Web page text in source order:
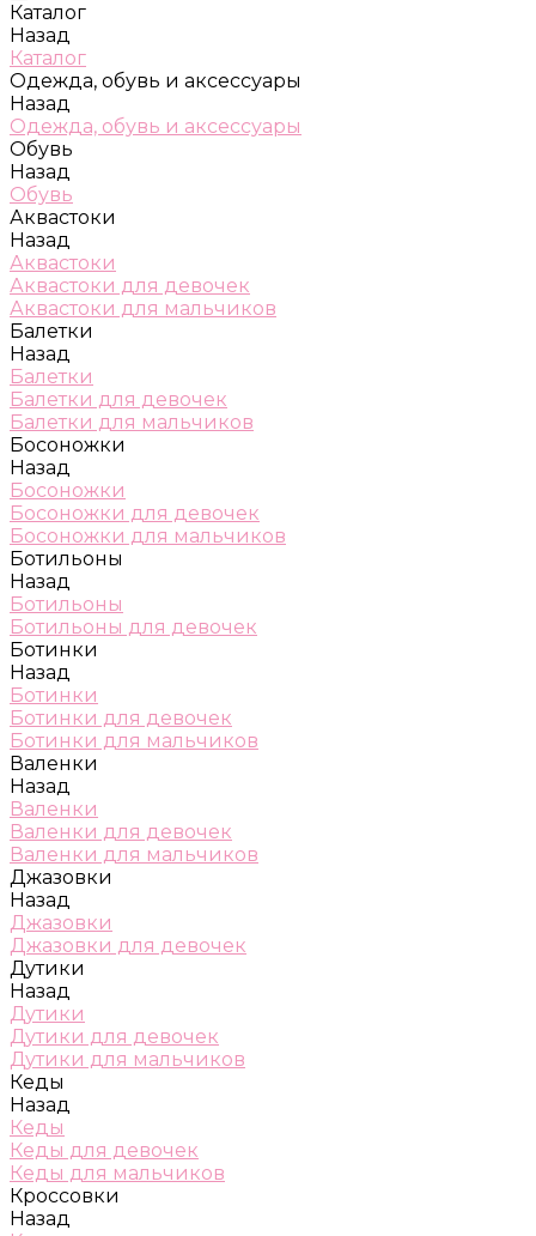
Каталог
Назад
Каталог
Одежда, обувь и аксессуары
Назад
Одежда, обувь и аксессуары
Обувь
Назад
Обувь
Аквастоки
Назад
Аквастоки
Аквастоки для девочек
Аквастоки для мальчиков
Балетки
Назад
Балетки
Балетки для девочек
Балетки для мальчиков
Босоножки
Назад
Босоножки
Босоножки для девочек
Босоножки для мальчиков
Ботильоны
Назад
Ботильоны
Ботильоны для девочек
Ботинки
Назад
Ботинки
Ботинки для девочек
Ботинки для мальчиков
Валенки
Назад
Валенки
Валенки для девочек
Валенки для мальчиков
Джазовки
Назад
Джазовки
Джазовки для девочек
Дутики
Назад
Дутики
Дутики для девочек
Дутики для мальчиков
Кеды
Назад
Кеды
Кеды для девочек
Кеды для мальчиков
Кроссовки
Назад